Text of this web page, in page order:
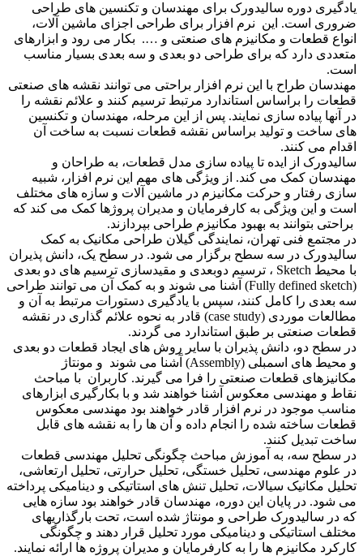
یادگیری دوره سالیدورک برای مهندسان و تکنسین های طراحی
ضروری است. این نرم افزار برای طراحی اجزای ماشین آلات،
انواع قطعات و مکانیزم های صنعتی و …. بکار می رود و ابزارهای
متعددی دارد که برای طراحی دو بعدی و سه بعدی بسیار مناسب
است.
مهندسان طراح با این نرم افزار براحتی می توانند نقشه های صنعتی
قطعات را براساس استاندارد مرتبط ترسیم کنند و علائم نقشه را
در آنها پیاده سازی نمایند. پس از این مرحله، مهندسان و تکنسین
های ساخت و تولید براساس نقشه قطعات نسبت به ساخت آن
اقدام می کنند.
سالیدورک از ایده تا پیاده سازی مدل قطعات، به طراحان و
مهندسان کمک می کند. از ویژگی های مهم این نرم افزار، شبیه
سازی رفتار و حرکت مکانیزم در ماشین آلات و سازه های مختلف
است و این ویژگی به کارفرمایان و مدیران پروژها کمک می کند که
براحتی بتوانند به بهبود مکانیزم طراحی بپردازند.
در مجتمع فنی تهران، نمایندگی گیلان طراحی مکانیک به کمک
سالیدورک در سه سطح برگزار می شود. در سطح یک، دانش پذیران
با محیط Sketch ، ترسیم دوبعدی و مقیدسازی ترسیم های دو بعدی
(Fully defined sketch) آشنا می شوند و به کمک آن می توانند طراحی
سه بعدی را کامل کنند، سپس با یادگیری دستورات مرتبط به آن و
مطالعات موردی (case study) قادر به نحوه علائم گذاری در نقشه
قطعات صنعتی بر طبق استاندارد می گردند.
در سطح دو، دانش پذیران با سایر روش های ایجاد قطعات دو بعدی
و محیط های اسمبلی (Assembly) آَشنا می شوند و مونتاژ
مکانیزهای قطعات صنعتی را فرا می گیرند. کاربران با مباحث
نقاط و مهندسی معکوس آشنا خواهند شد و با بکارگیری ابزارهای
مناسب موجود در نرم افزار قادر خواهند بود مهندسی معکوس
قطعات ساخته شده را انجام داده و آن ها را به نقشه های قابل
ساخت تبدیل کنند.
در سطح سه، به آموزش مباحث چگونگی تحلیل مهندسی قطعات
در علوم مهندسی، تحلیل خستگی، تحلیل حرارتی، تحلیل ارتعاشی،
تحلیل مکانیک سیالات، تحلیل تنش های استاتیکی و دینامیکی پرداخته
می شود. در پایان این دوره، مهندسان قادر خواهند بود سازه هایی
که در سالیدورک طراحی و مونتاژ شده است، تحت بارگذاریهای
مختلف استاتیکی و دینامیکی مورد تحلیل قرار دهند و چگونگی
کارکرد مکانیزم ها را به کارفرمایان و مدیران پروژه ها ارائه نمایند.